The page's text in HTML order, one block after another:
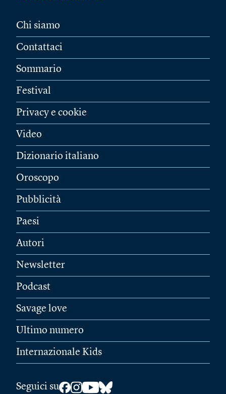
Chi siamo
Contattaci
Sommario
Festival
Privacy e cookie
Video
Dizionario italiano
Oroscopo
Pubblicità
Paesi
Autori
Newsletter
Podcast
Savage love
Ultimo numero
Internazionale Kids
Seguici su